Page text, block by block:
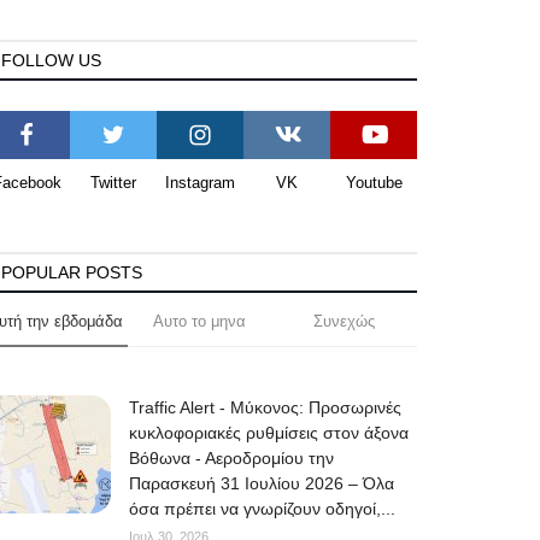
FOLLOW US
Twitter Instagram VK Youtube
POPULAR POSTS
την εβδομάδα Αυτο το μηνα Συνεχώς
Traffic Alert - Μύκονος: Προσωρινές
κυκλοφοριακές ρυθμίσεις στον άξονα
Βόθωνα - Αεροδρομίου την
Παρασκευή 31 Ιουλίου 2026 – Όλα
όσα πρέπει να γνωρίζουν οδηγοί,...
Ιουλ 30, 2026